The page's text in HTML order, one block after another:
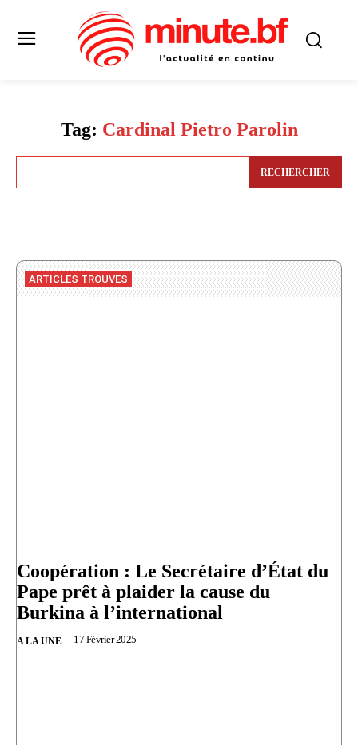
Tag: Cardinal Pietro Parolin
RECHERCHER
ARTICLES TROUVES
Coopération : Le Secrétaire d’État du
Pape prêt à plaider la cause du
Burkina à l’international
A LA UNE 17 Février 2025